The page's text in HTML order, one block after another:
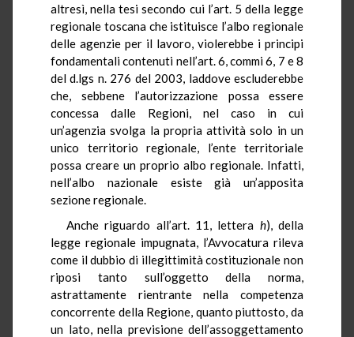
altresì, nella tesi secondo cui l’art. 5 della legge
regionale toscana che istituisce l’albo regionale
delle agenzie per il lavoro, violerebbe i principi
fondamentali contenuti nell’art. 6, commi 6, 7 e 8
del d.lgs n. 276 del 2003, laddove escluderebbe
che, sebbene l’autorizzazione possa essere
concessa dalle Regioni, nel caso in cui
un’agenzia svolga la propria attività solo in un
unico territorio regionale, l’ente territoriale
possa creare un proprio albo regionale. Infatti,
nell’albo nazionale esiste già un’apposita
sezione regionale.
Anche riguardo all’art. 11, lettera h), della
legge regionale impugnata, l’Avvocatura rileva
come il dubbio di illegittimità costituzionale non
riposi tanto sull’oggetto della norma,
astrattamente rientrante nella competenza
concorrente della Regione, quanto piuttosto, da
un lato, nella previsione dell’assoggettamento